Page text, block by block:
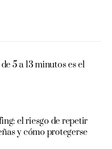
5 a 13 minutos es el
el riesgo de repetir
y cómo protegerse